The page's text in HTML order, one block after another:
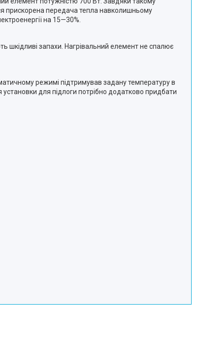
прискорена передача тепла навколишньому
на 15—30%.
шкідливі запахи. Нагрівальний елемент не спалює
режимі підтримував задану температуру в
для підлоги потрібно додатково придбати